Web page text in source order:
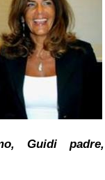
Guidi padre,